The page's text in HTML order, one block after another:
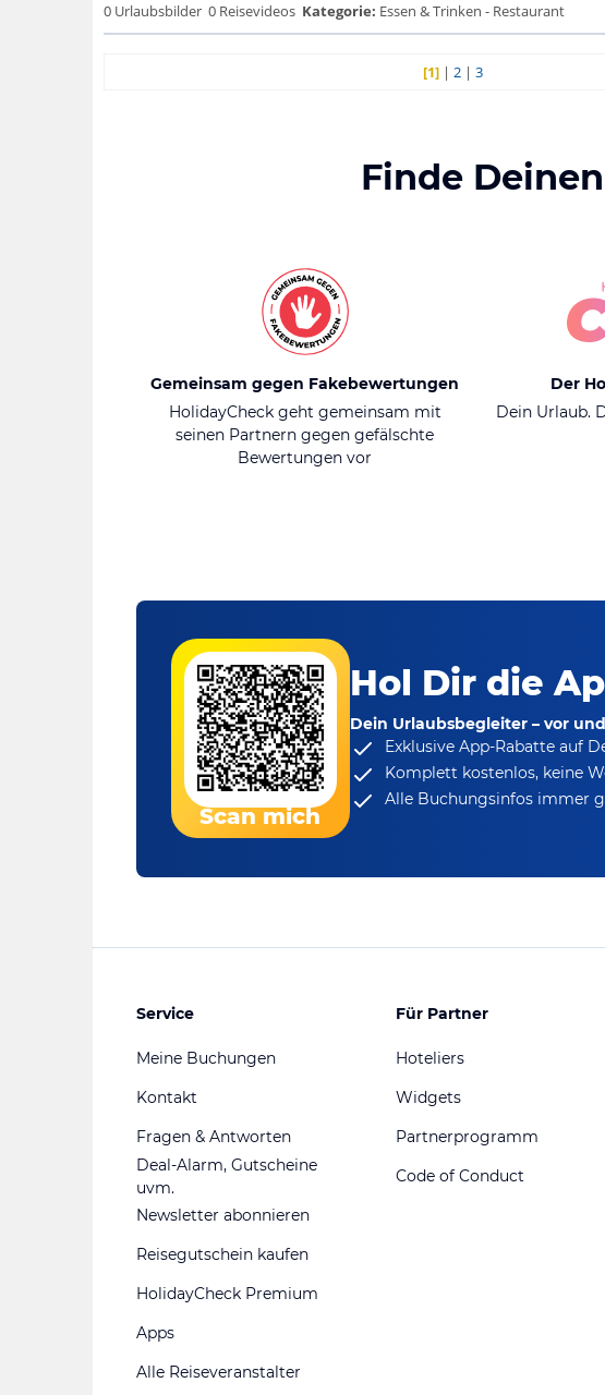
0 Urlaubsbilder 0 Reisevideos Kategorie: Essen & Trinken - Restaurant
[1]| 2| 3
Finde
Gemeinsam gegen Fakebewertungen
HolidayCheck geht gemeinsam mit
seinen Partnern gegen gefälschte
Bewertungen vor
Der
Dein Urlaub.
Scan mich
Hol Dir die
Dein Urlaubsbegleiter – vor
Exklusive App-Rabatteauf
Komplett kostenlos, keine
Alle Buchungsinfos immer
Service
Meine Buchungen
Kontakt
Fragen & Antworten
Deal-Alarm, Gutscheine
uvm.
Newsletter abonnieren
Reisegutschein kaufen
HolidayCheck Premium
Apps
Alle Reiseveranstalter
Für Partner
Hoteliers
Widgets
Partnerprogramm
Code of Conduct